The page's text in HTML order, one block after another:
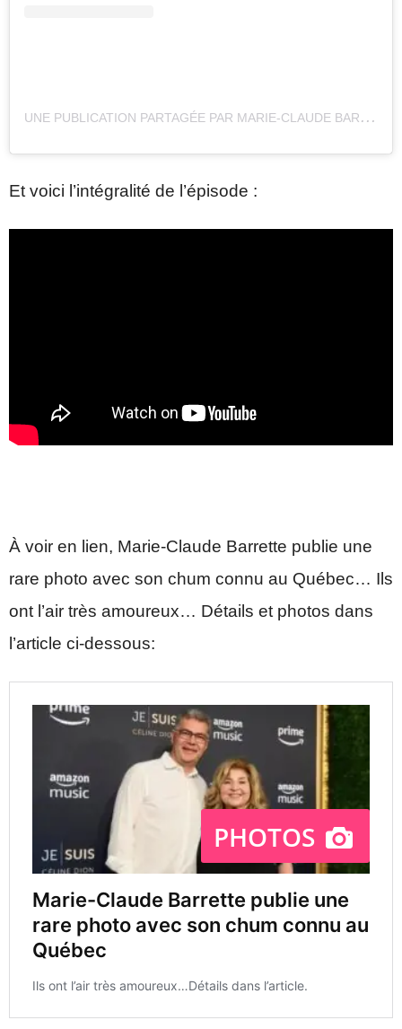
U
NE PUBLICATION PARTAGÉE PAR MARIE-CLAUDE BARRETTE (@MCBARRETTE)
Et voici l’intégralité de l’épisode :
À voir en lien, Marie-Claude Barrette publie une
rare photo avec son chum connu au Québec… Ils
ont l’air très amoureux… Détails et photos dans
l’article ci-dessous: